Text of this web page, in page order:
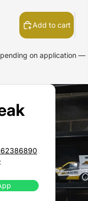
Add to cart
on application —